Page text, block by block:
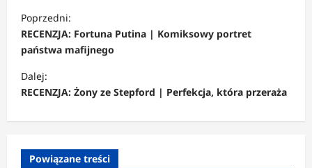
o
b
a
c
z
Poprzedni:
RECENZJA: Fortuna Putina | Komiksowy portret
państwa mafijnego
Dalej:
RECENZJA: Żony ze Stepford | Perfekcja, która przeraża
Powiązane treści